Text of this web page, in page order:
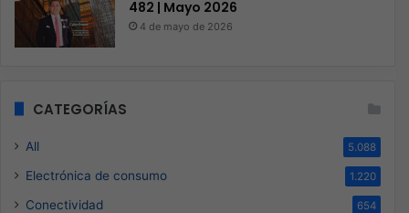
482 | Mayo 2026
4 de mayo de 2026
CATEGORÍAS
All 5.088
Electrónica de consumo 1.220
Conectividad 654